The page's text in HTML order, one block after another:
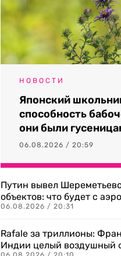
НОВОСТИ
Японский
способность
они были
06.08.2026 / 20:59
Путин вывел
объектов: что будет с
06.08.2026 / 20:31
Rafale за триллионы:
Индии целый воздушный